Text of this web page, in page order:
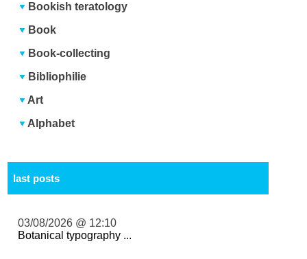
Bookish teratology
Book
Book-collecting
Bibliophilie
Art
Alphabet
last posts
03/08/2026 @ 12:10
Botanical typography ...